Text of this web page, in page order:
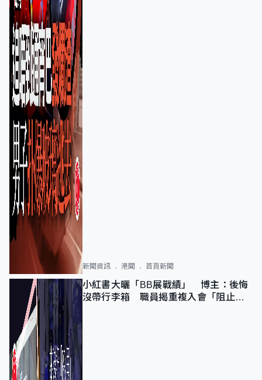
新聞資訊 港聞 首頁新聞
小紅書大曬「BB展戰績」 博主：後悔
沒帶行李箱 職員揭重複入會「阻止唔